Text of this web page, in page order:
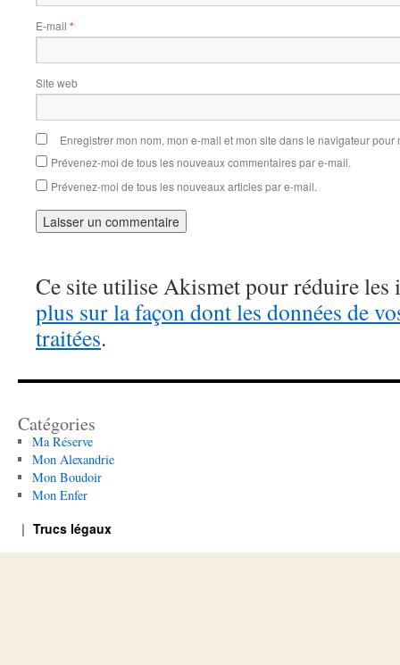
E-mail *
Site web
Enregistrer mon nom, mon e-mail et mon site dans le navigateur
Prévenez-moi de tous les nouveaux commentaires par e-mail.
Prévenez-moi de tous les nouveaux articles par e-mail.
Ce site utilise Akismet pour réduire les
plus sur la façon dont les données de
traitées.
Catégories
Ma Réserve
Mon Alexandrie
Mon Boudoir
Mon Enfer
Trucs légaux